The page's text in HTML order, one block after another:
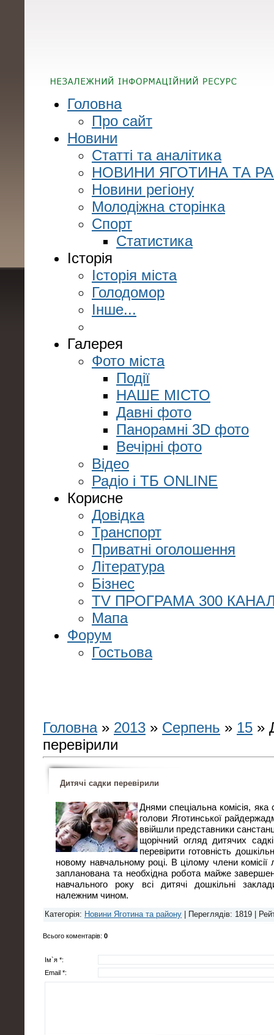
Головна
Про сайт
Новини
Статті та аналітика
НОВИНИ ЯГОТИНА ТА
Новини регіону
Молодіжна сторінка
Спорт
Статистика
Історія
Історія міста
Голодомор
Інше...
Галерея
Фото міста
Події
НАШЕ МІСТО
Давні фото
Панорамні 3D фото
Вечірні фото
Відео
Радіо і ТБ ONLINE
Корисне
Довідка
Транспорт
Приватні оголошення
Література
Бізнес
TV ПРОГРАМА 300
Мапа
Форум
Гостьова
Головна» 2013 » Серпень » 15 »
перевірили
Дитячі садки перевірили
Днями спеціальна комісія,
голови Яготинської
ввійшли представники
щорічний огляд дитячих
перевірити готовність
новому навчальному році. В цілому члени
запланована та необхідна робота майже
навчального року всі дитячі дошкільні
належним чином.
Категорія: Новини Яготина та району Переглядів: 1819 |
Всього коментарів: 0
Ім`я *:
Email *: